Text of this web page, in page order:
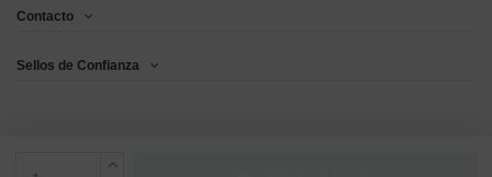
Contacto
Sellos de Confianza